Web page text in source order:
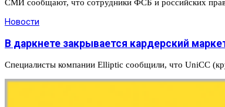
СМИ сообщают, что сотрудники ФСБ и российских
Новости
В даркнете закрывается кардерский
Специалисты компании Elliptic сообщили, что UniCC